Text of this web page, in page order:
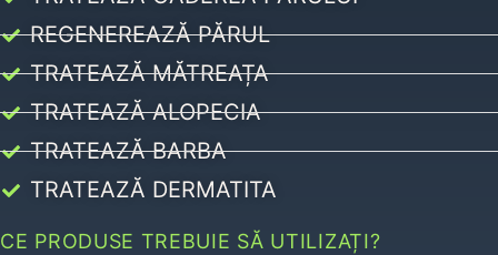
REGENEREAZĂ PĂRUL
TRATEAZĂ MĂTREAȚA
TRATEAZĂ ALOPECIA
TRATEAZĂ BARBA
TRATEAZĂ DERMATITA
CE PRODUSE TREBUIE SĂ UTILIZAȚI?